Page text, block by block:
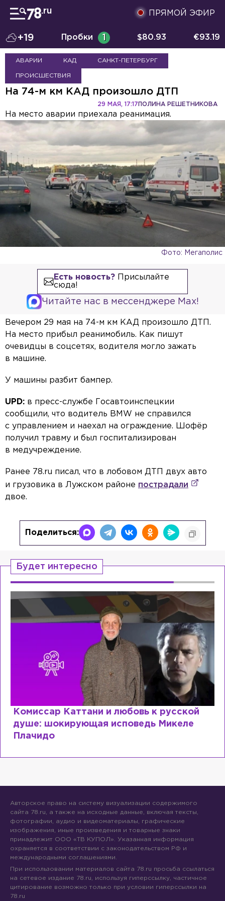
ПРЯМОЙ ЭФИР
+19 Пробки 1 $80.93 €93.19
АВАРИИ КАД САНКТ-ПЕТЕРБУРГ
ПРОИСШЕСТВИЯ
На 74-м км КАД произошло ДТП
ПОЛИНА РЕШЕТНИКОВА
29 МАЯ, 17:17
На место аварии приехала реанимация.
Фото: Мегаполис
Есть новость?Присылайте
сюда!
Читайте нас в мессенджере Max!
Вечером 29 мая на 74-м км КАД произошло ДТП.
На место прибыл реанимобиль. Как пишут
очевидцы в соцсетях, водителя могло зажать
в машине.
У машины разбит бампер.
UPD: в пресс-службе Госавтоинспецкии
сообщили, что водитель BMW не справился
с управлением и наехал на ограждение. Шофёр
получил травму и был госпитализирован
в медучреждение.
Ранее 78.ru писал, что в лобовом ДТП двух авто
и грузовика в Лужском районе пострадали
двое.
Поделиться:
Будет интересно
Комиссар Каттани и любовь к русской
душе: шокирующая исповедь Микеле
Плачидо
Авторское право на систему визуализации содержимого
сайта 78.ru, а также на исходные данные, включая тексты,
фотографии, аудио и видеоматериалы, графические
изображения, иные произведения и товарные знаки
принадлежит ООО «ТВ КУПОЛ». Указанная информация
охраняется в соответствии с законодательством РФ и
международными соглашениями.
При использовании материалов сайта 78.ru просьба ссылаться
на сетевое издание 78.ru, используя гиперссылку, частичное
цитирование возможно только при условии гиперссылки на
78.ru